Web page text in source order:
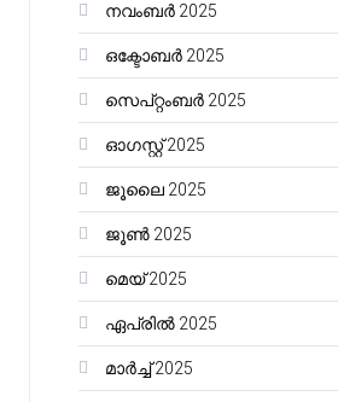
നവംബർ 2025
ഒക്ടോബർ 2025
സെപ്റ്റംബർ 2025
ഓഗസ്റ്റ്‌ 2025
ജൂലൈ 2025
ജൂൺ 2025
മെയ്‌ 2025
ഏപ്രിൽ 2025
മാർച്ച്‌ 2025